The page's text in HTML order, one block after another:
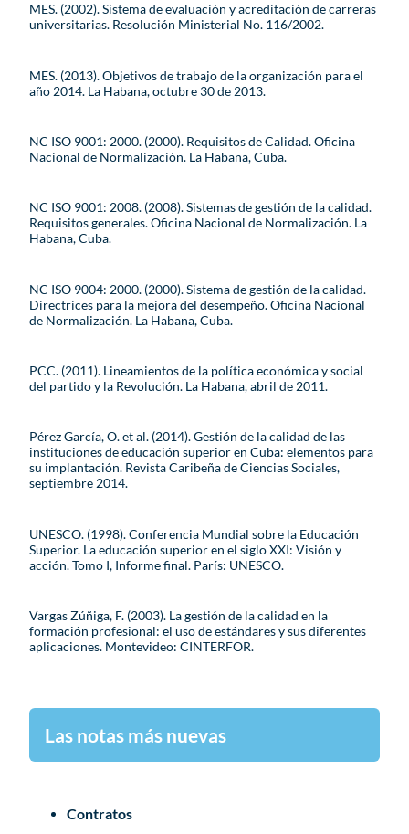
MES. (2002). Sistema de evaluación y acreditación de carreras
universitarias. Resolución Ministerial No. 116/2002.
MES. (2013). Objetivos de trabajo de la organización para el
año 2014. La Habana, octubre 30 de 2013.
NC ISO 9001: 2000. (2000). Requisitos de Calidad. Oficina
Nacional de Normalización. La Habana, Cuba.
NC ISO 9001: 2008. (2008). Sistemas de gestión de la calidad.
Requisitos generales. Oficina Nacional de Normalización. La
Habana, Cuba.
NC ISO 9004: 2000. (2000). Sistema de gestión de la calidad.
Directrices para la mejora del desempeño. Oficina Nacional
de Normalización. La Habana, Cuba.
PCC. (2011). Lineamientos de la política económica y social
del partido y la Revolución. La Habana, abril de 2011.
Pérez García, O. et al. (2014). Gestión de la calidad de las
instituciones de educación superior en Cuba: elementos para
su implantación. Revista Caribeña de Ciencias Sociales,
septiembre 2014.
UNESCO. (1998). Conferencia Mundial sobre la Educación
Superior. La educación superior en el siglo XXI: Visión y
acción. Tomo I, Informe final. París: UNESCO.
Vargas Zúñiga, F. (2003). La gestión de la calidad en la
formación profesional: el uso de estándares y sus diferentes
aplicaciones. Montevideo: CINTERFOR.
Las notas más nuevas
Contratos